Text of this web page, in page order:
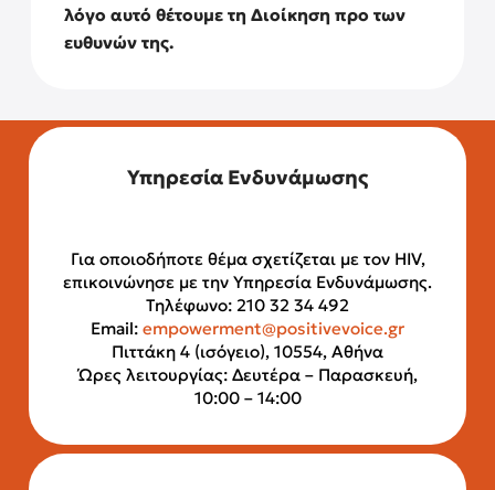
λόγο αυτό θέτουμε τη Διοίκηση προ των
ευθυνών της.
Υπηρεσία Ενδυνάμωσης
Για οποιοδήποτε θέμα σχετίζεται με τον HIV,
επικοινώνησε με την Υπηρεσία Ενδυνάμωσης.
Τηλέφωνο: 210 32 34 492
Email: empowerment@positivevoice.gr
Πιττάκη 4 (ισόγειο), 10554, Αθήνα
Ώρες λειτουργίας: Δευτέρα – Παρασκευή,
10:00 – 14:00